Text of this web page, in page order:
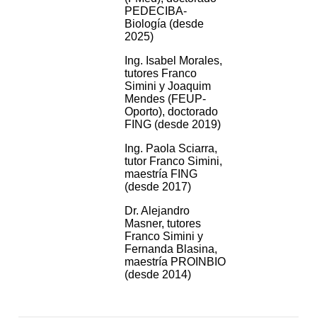
PEDECIBA-
Biología (desde
2025)
Ing. Isabel Morales,
tutores Franco
Simini y Joaquim
Mendes (FEUP-
Oporto), doctorado
FING (desde 2019)
Ing. Paola Sciarra,
tutor Franco Simini,
maestría FING
(desde 2017)
Dr. Alejandro
Masner, tutores
Franco Simini y
Fernanda Blasina,
maestría PROINBIO
(desde 2014)